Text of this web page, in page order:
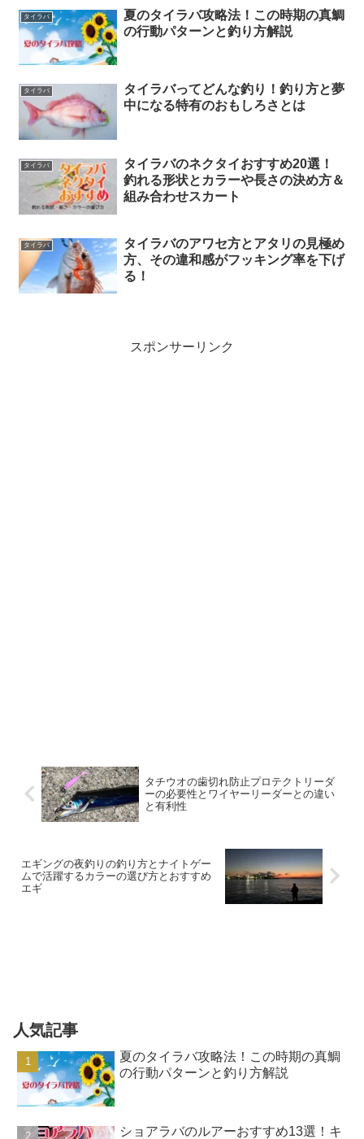
タイラバ
夏のタイラバ攻略法！この時期の真鯛
の行動パターンと釣り方解説
タイラバ
タイラバってどんな釣り！釣り方と夢
中になる特有のおもしろさとは
タイラバ
タイラバのネクタイおすすめ20選！
釣れる形状とカラーや長さの決め方＆
組み合わせスカート
タイラバ
タイラバのアワセ方とアタリの見極め
方、その違和感がフッキング率を下げ
る！
スポンサーリンク
タチウオの歯切れ防止プロテクトリーダ
ーの必要性とワイヤーリーダーとの違い
と有利性
エギングの夜釣りの釣り方とナイトゲー
ムで活躍するカラーの選び方とおすすめ
エギ
人気記事
夏のタイラバ攻略法！この時期の真鯛
の行動パターンと釣り方解説
ショアラバのルアーおすすめ13選！キ